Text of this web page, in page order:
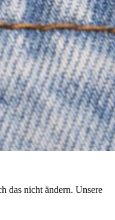
das nicht ändern. Unsere